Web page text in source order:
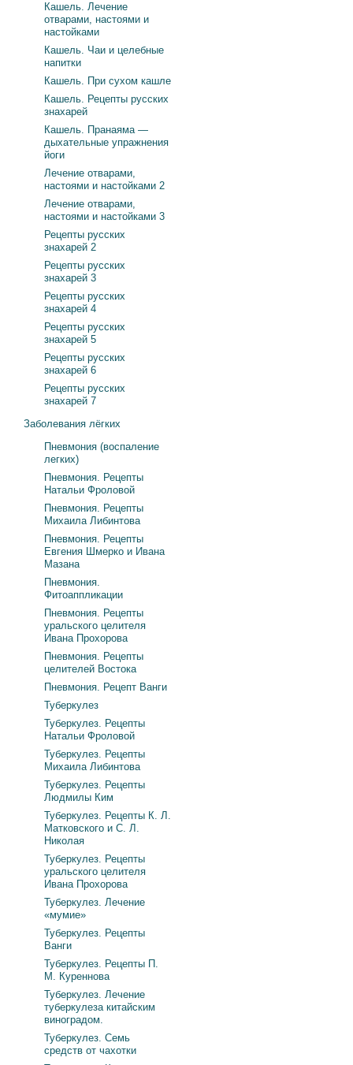
Кашель. Лечение
отварами, настоями и
настойками
Кашель. Чаи и целебные
напитки
Кашель. При сухом кашле
Кашель. Рецепты русских
знахарей
Кашель. Пранаяма —
дыхательные упражнения
йоги
Лечение отварами,
настоями и настойками 2
Лечение отварами,
настоями и настойками 3
Рецепты русских
знахарей 2
Рецепты русских
знахарей 3
Рецепты русских
знахарей 4
Рецепты русских
знахарей 5
Рецепты русских
знахарей 6
Рецепты русских
знахарей 7
Заболевания лёгких
Пневмония (воспаление
легких)
Пневмония. Рецепты
Натальи Фроловой
Пневмония. Рецепты
Михаила Либинтова
Пневмония. Рецепты
Евгения Шмерко и Ивана
Мазана
Пневмония.
Фитоаппликации
Пневмония. Рецепты
уральского целителя
Ивана Прохорова
Пневмония. Рецепты
целителей Востока
Пневмония. Рецепт Ванги
Туберкулез
Туберкулез. Рецепты
Натальи Фроловой
Туберкулез. Рецепты
Михаила Либинтова
Туберкулез. Рецепты
Людмилы Ким
Туберкулез. Рецепты К. Л.
Матковского и С. Л.
Николая
Туберкулез. Рецепты
уральского целителя
Ивана Прохорова
Туберкулез. Лечение
«мумие»
Туберкулез. Рецепты
Ванги
Туберкулез. Рецепты П.
М. Куреннова
Туберкулез. Лечение
туберкулеза китайским
виноградом.
Туберкулез. Семь
средств от чахотки